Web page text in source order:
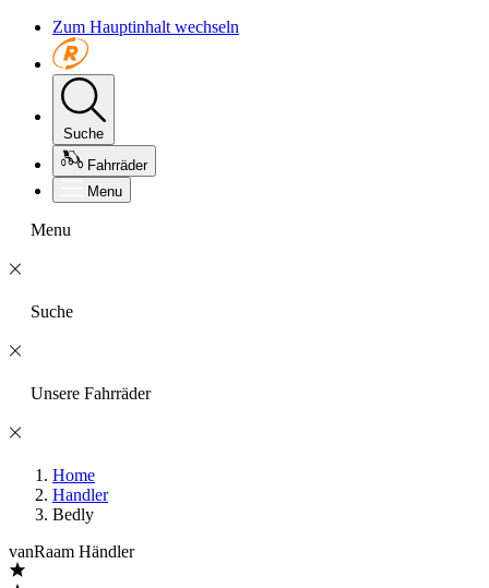
Zum Hauptinhalt wechseln
Suche
Fahrräder
Menu
Menu
Suche
Unsere Fahrräder
Home
Handler
Bedly
vanRaam Händler